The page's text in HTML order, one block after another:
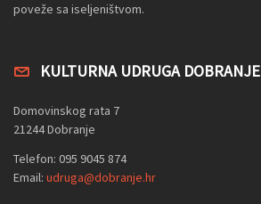
poveže sa iseljeništvom.
KULTURNA UDRUGA DOBRANJE
Domovinskog rata 7
21244 Dobranje
Telefon: 095 9045 874
Email: udruga@dobranje.hr